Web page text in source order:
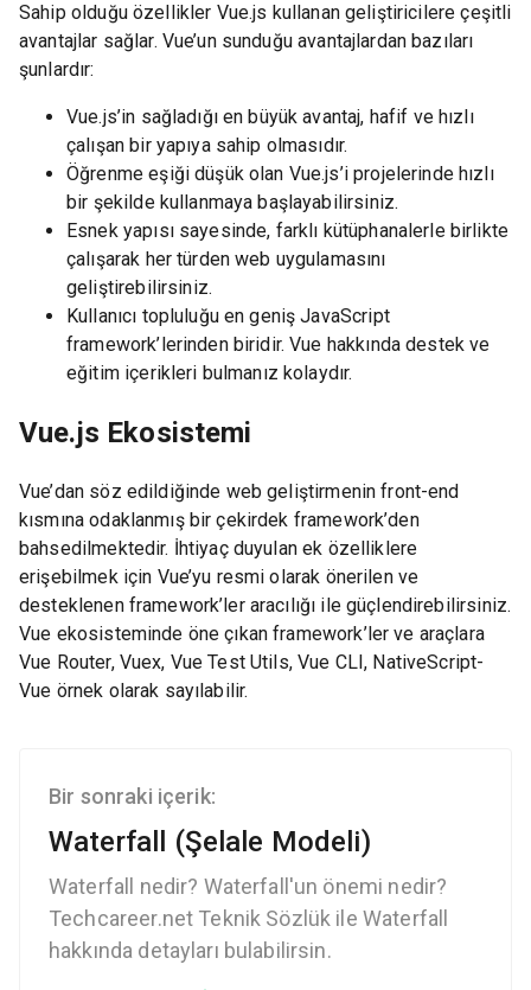
Sahip olduğu özellikler Vue.js kullanan geliştiricilere çeşitli
avantajlar sağlar. Vue’un sunduğu avantajlardan bazıları
şunlardır:
Vue.js’in sağladığı en büyük avantaj, hafif ve hızlı
çalışan bir yapıya sahip olmasıdır.
Öğrenme eşiği düşük olan Vue.js’i projelerinde hızlı
bir şekilde kullanmaya başlayabilirsiniz.
Esnek yapısı sayesinde, farklı kütüphanalerle birlikte
çalışarak her türden web uygulamasını
geliştirebilirsiniz.
Kullanıcı topluluğu en geniş JavaScript
framework’lerinden biridir. Vue hakkında destek ve
eğitim içerikleri bulmanız kolaydır.
Vue.js Ekosistemi
Vue’dan söz edildiğinde web geliştirmenin front-end
kısmına odaklanmış bir çekirdek framework’den
bahsedilmektedir. İhtiyaç duyulan ek özelliklere
erişebilmek için Vue’yu resmi olarak önerilen ve
desteklenen framework’ler aracılığı ile güçlendirebilirsiniz.
Vue ekosisteminde öne çıkan framework’ler ve araçlara
Vue Router, Vuex, Vue Test Utils, Vue CLI, NativeScript-
Vue örnek olarak sayılabilir.
Bir sonraki içerik:
Waterfall (Şelale Modeli)
Waterfall nedir? Waterfall'un önemi nedir?
Techcareer.net Teknik Sözlük ile Waterfall
hakkında detayları bulabilirsin.